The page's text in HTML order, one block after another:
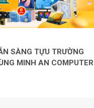
SÀNG TỰU TRƯỜNG
MINH AN COMPUTER